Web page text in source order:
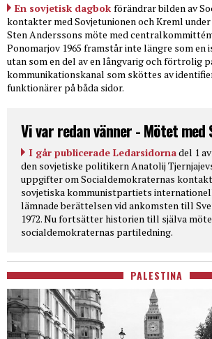
En sovjetisk dagbok förändrar bilden av
kontakter med Sovjetunionen och Kreml
Sten Anderssons möte med
Ponomarjov 1965 framstår inte längre som en
utan som en del av en långvarig och förtrolig
kommunikationskanal som sköttes av
funktionärer på båda sidor.
Vi var redan vänner - Mötet med
I går publicerade Ledarsidornadel 1
den sovjetiske politikern Anatolij
uppgifter om Socialdemokraternas
sovjetiska kommunistpartiets
lämnade berättelsen vid ankomsten till
1972. Nu fortsätter historien till själva
socialdemokraternas partiledning.
PALESTINA